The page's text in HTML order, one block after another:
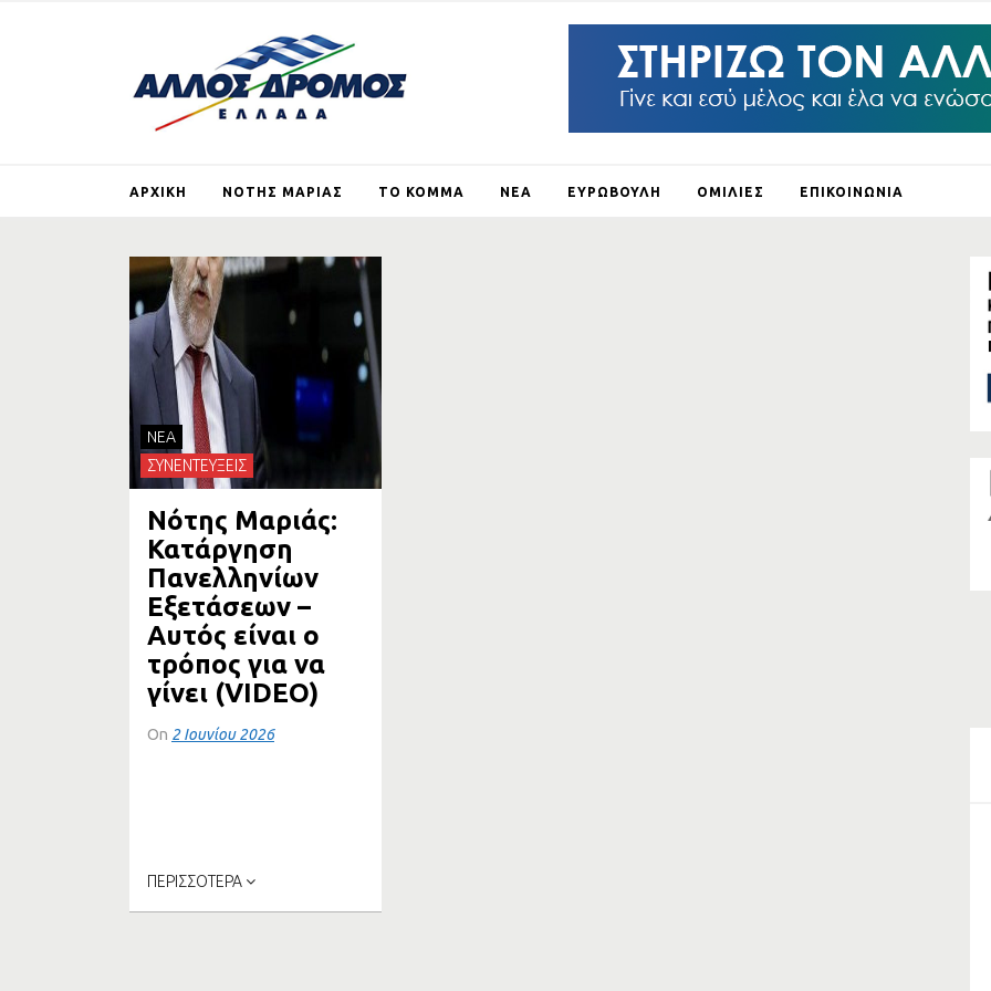
ΑΡΧΙΚΗ ΝΟΤΗΣ ΜΑΡΙΑΣ
ΑΡΘΡΑ
ΤΟ ΚΟΜΜΑ
ΓΕΡΜΑΝΙΚΕΣ
ΑΠΟΖΗΜΙΩΣΕΙΣ
ΣΚΟΠΙΑΝΟ
ΣΤΗΡΙΖΩ ΤΟΝ ΑΛΛΟ
ΝΕΑ ΕΥΡΩΒΟΥΛΗ ΟΜΙΛΙΕΣ ΕΠΙΚΟΙΝΩΝΙΑ
NEA
ΣΥΝΕΝΤΕΥΞΕΙΣ
Νότης Μαριάς:
Κατάργηση
Πανελληνίων
Εξετάσεων –
Αυτός είναι ο
τρόπος για να
γίνει (VIDEO)
On 2 Ιουνίου 2026
ΠΕΡΙΣΣΟΤΕΡΑ